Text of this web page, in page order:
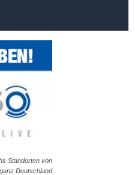
Standorten von
Deutschland